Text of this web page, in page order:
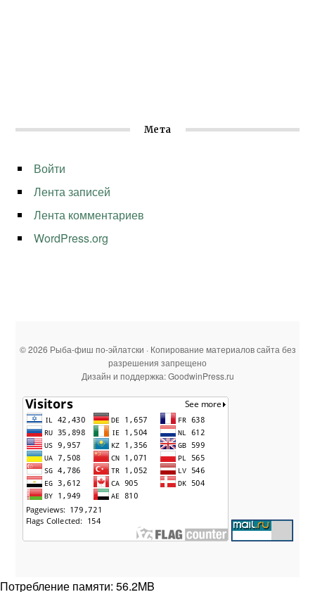
Мета
Войти
Лента записей
Лента комментариев
WordPress.org
© 2026 Рыба-фиш по-эйлатски · Копирование материалов сайта без
разрешения запрещено
Дизайн и поддержка: GoodwinPress.ru
Потребление памяти: 56.2MB